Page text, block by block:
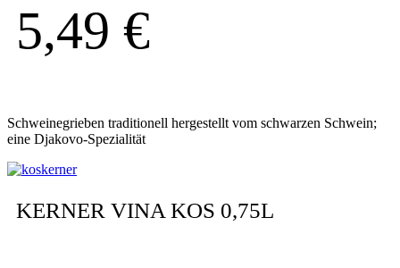
5,49 €
Schweinegrieben traditionell hergestellt vom schwarzen Schwein;
eine Djakovo-Spezialität
KERNER VINA KOS 0,75L